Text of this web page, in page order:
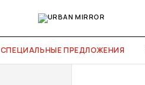
СПЕЦИАЛЬНЫЕ ПРЕДЛОЖЕНИЯ